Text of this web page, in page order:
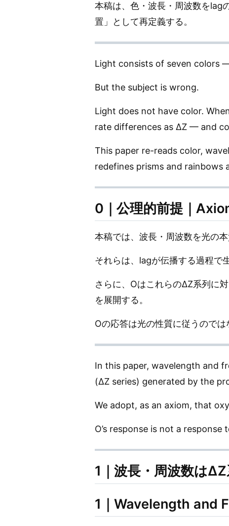
本稿は、色・波長・周波数をlag
置」として再定義する。
Light consists of seven colors
But the subject is wrong.
Light does not have color.
rate differences as ΔZ — and
This paper re-reads color,
redefines prisms and rainbows
0｜公理的前提｜
本稿では、波長・周波数を光の
それらは、lagが伝播する過程で
さらに、OはこれらのΔZ系列に
を展開する。
Oの応答は光の性質に従うので
In this paper, wavelength and
(ΔZ series) generated by the
We adopt, as an axiom, that
O’s response is not a
1｜波長・周波数は
1｜Wavelength and